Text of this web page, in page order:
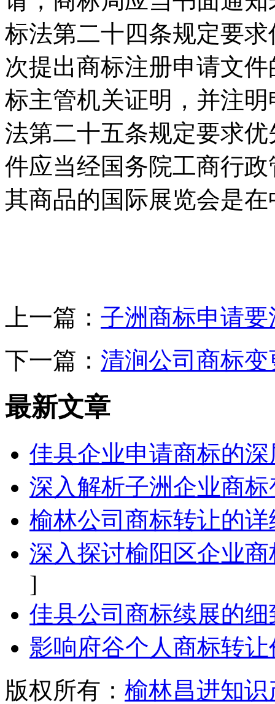
标法第二十四条规定要
次提出商标注册申请文
标主管机关证明，并注
法第二十五条规定要求
件应当经国务院工商行
其商品的国际展览会是
上一篇： 子洲商标申请
下一篇： 清涧公司商标
最新文章
佳县企业申请商标的
深入解析子洲企业商
榆林公司商标转让的
深入探讨榆阳区企业
]
佳县公司商标续展的
影响府谷个人商标转
版权所有： 榆林昌进知